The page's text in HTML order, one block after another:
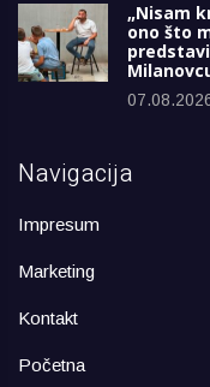
„Nisam
ono što
Navigacija
Impresum
Marketing
Kontakt
Početna